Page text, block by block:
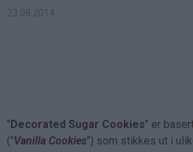
23.08.2014
"Decorated Sugar Cookies" er
("Vanilla Cookies") som stikkes ut i